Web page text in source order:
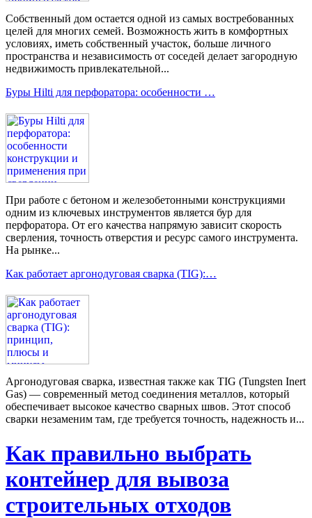
Собственный дом остается одной из самых востребованных
целей для многих семей. Возможность жить в комфортных
условиях, иметь собственный участок, больше личного
пространства и независимость от соседей делает загородную
недвижимость привлекательной...
Буры Hilti для перфоратора: особенности …
При работе с бетоном и железобетонными конструкциями
одним из ключевых инструментов является бур для
перфоратора. От его качества напрямую зависит скорость
сверления, точность отверстия и ресурс самого инструмента.
На рынке...
Как работает аргонодуговая сварка (TIG):…
Аргонодуговая сварка, известная также как TIG (Tungsten Inert
Gas) — современный метод соединения металлов, который
обеспечивает высокое качество сварных швов. Этот способ
сварки незаменим там, где требуется точность, надежность и...
Как правильно выбрать
контейнер для вывоза
строительных отходов